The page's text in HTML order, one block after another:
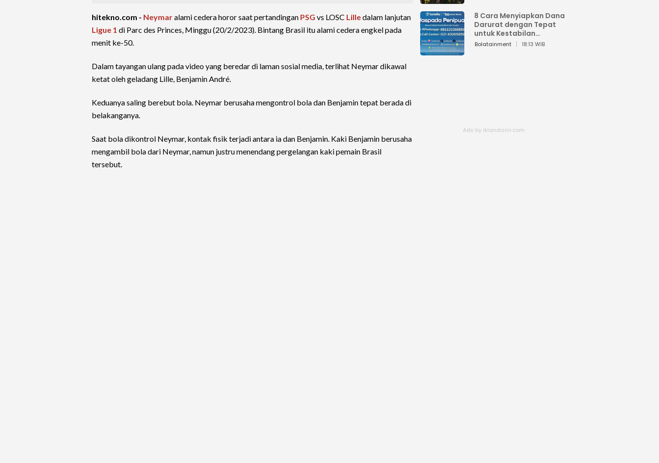
hitekno.com - Neymaralami cedera horor saat pertandingan PSG vs LOSC Lilledalam lanjutan
Ligue 1 di Parc des Princes, Minggu (20/2/2023). Bintang Brasil itu alami cedera engkel pada
menit ke-50.
Dalam tayangan ulang pada video yang beredar di laman sosial media, terlihat Neymar dikawal
ketat oleh geladang Lille, Benjamin André.
Keduanya saling berebut bola. Neymar berusaha mengontrol bola dan Benjamin tepat berada di
belakanganya.
Saat bola dikontrol Neymar, kontak fisik terjadi antara ia dan Benjamin. Kaki Benjamin berusaha
mengambil bola dari Neymar, namun justru menendang pergelangan kaki pemain Brasil
tersebut.
8 Cara Menyiapkan Dana
Darurat dengan Tepat
untuk Kestabilan
Keuangan
Bolatainment 18:13 WIB